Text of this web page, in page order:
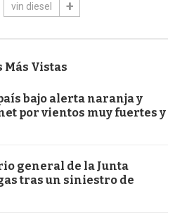
vin diesel
Más Vistas
bajo alerta naranja y
por vientos muy fuertes y
general de la Junta
tras un siniestro de